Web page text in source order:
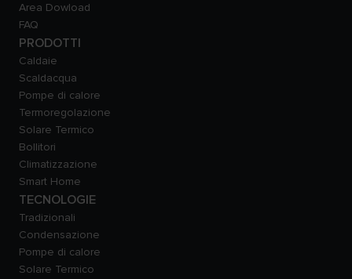
Area Dowload
FAQ
PRODOTTI
Caldaie
Scaldacqua
Pompe di calore
Termoregolazione
Solare Termico
Bollitori
Climatizzazione
Smart Home
TECNOLOGIE
Tradizionali
Condensazione
Pompe di calore
Solare Termico